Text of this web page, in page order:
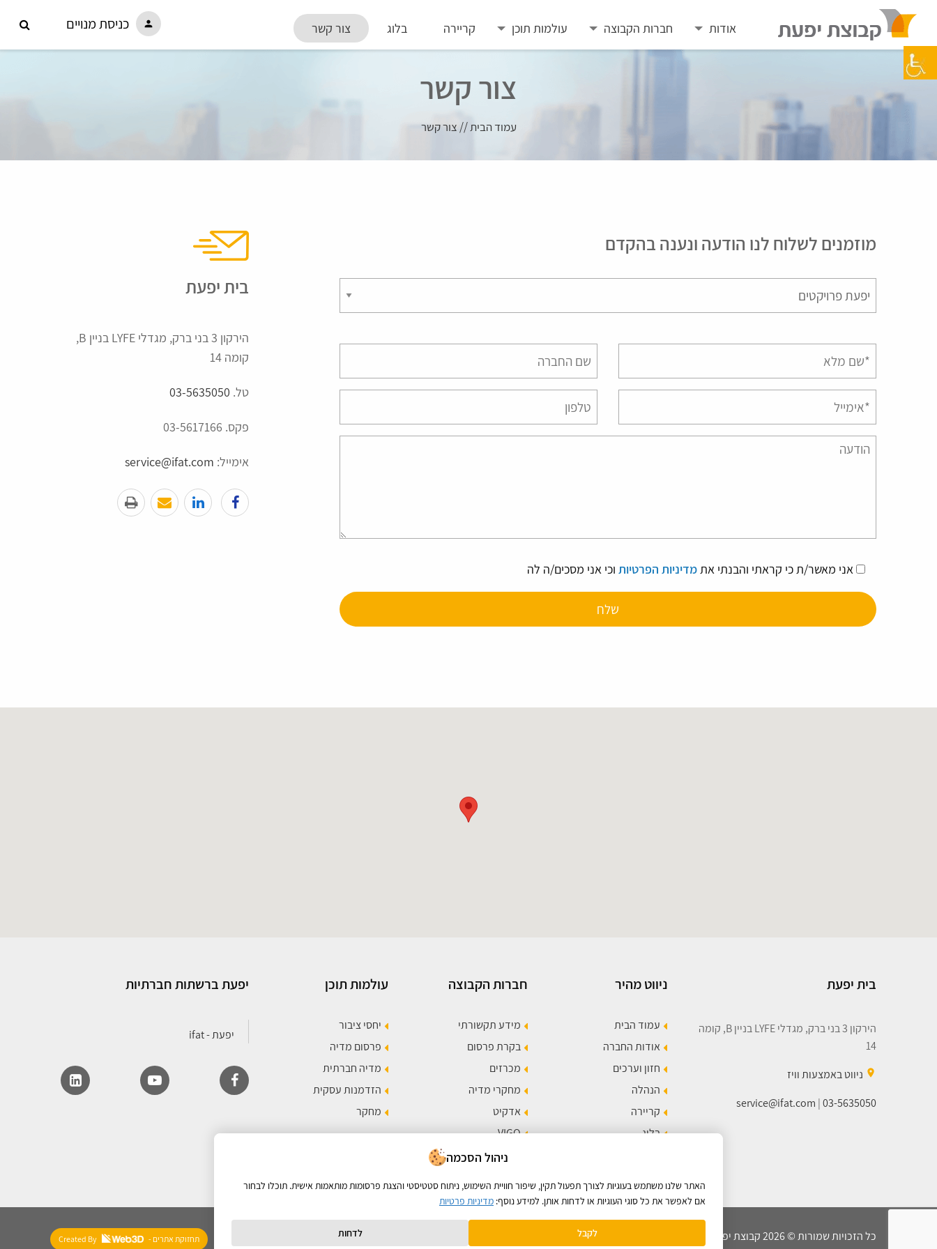
content
אודות חברות הקבוצה עולמות תוכן קריירה בלוג צור קשר person כניסת מנויים
צור קשר
עמוד הבית// צור קשר
מוזמנים לשלוח לנו הודעה ונענה בהקדם
this
field
אני מאשר/ת כי קראתי והבנתי אתמדיניות הפרטיות וכי אני מסכים/ה לה
בית יפעת
הירקון 3 בני ברק, מגדלי LYFE בניין B,
קומה 14
טל. 03-5635050
פקס. 03-5617166
אימייל: service@ifat.com
בית יפעת
הירקון 3 בני ברק, מגדלי LYFE בניין B, קומה
14
place ניווט באמצעות וויז
service@ifat.com |03-5635050
ניווט מהיר
עמוד הבית
אודות החברה
חזון וערכים
הנהלה
קריירה
בלוג
חברות הקבוצה
מידע תקשורתי
בקרת פרסום
מכרזים
מחקרי מדיה
אדקיט
VIGO
עולמות תוכן
יחסי ציבור
פרסום מדיה
מדיה חברתית
הזדמנות עסקית
מחקר
יפעת ברשתות חברתיות
כל הזכויות שמורות © 2026 קבוצת יפעת | Created By - תחזוקת אתרים
ניהול הסכמה
האתר שלנו משתמש בעוגיות לצורך תפעול תקין, שיפור חוויית השימוש, ניתוח סטטיסטי והצגת פרסומות מותאמות אישית. תוכלו לבחור
אם לאפשר את כל סוגי העוגיות או לדחות אותן. למידע נוסף: מדיניות פרטיות
לקבל לדחות